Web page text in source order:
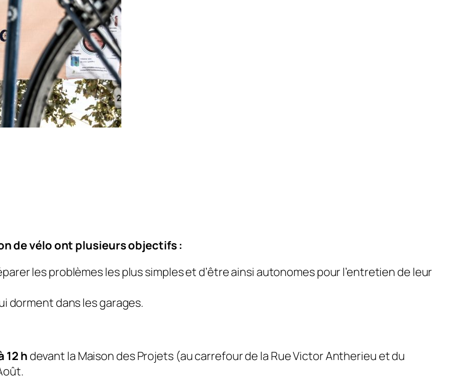
de vélo ont plusieurs objectifs :
les problèmes les plus simples et d’être ainsi autonomes pour l’entretien de leur
dorment dans les garages.
12 hdevant la Maison des Projets (au carrefour de la Rue Victor Antherieu et du
.